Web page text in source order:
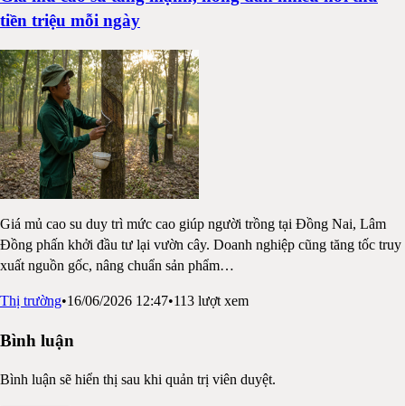
tiền triệu mỗi ngày
Giá mủ cao su duy trì mức cao giúp người trồng tại Đồng Nai, Lâm
Đồng phấn khởi đầu tư lại vườn cây. Doanh nghiệp cũng tăng tốc truy
xuất nguồn gốc, nâng chuẩn sản phẩm…
Thị trường•16/06/2026 12:47•113 lượt xem
Bình luận
Bình luận sẽ hiển thị sau khi quản trị viên duyệt.